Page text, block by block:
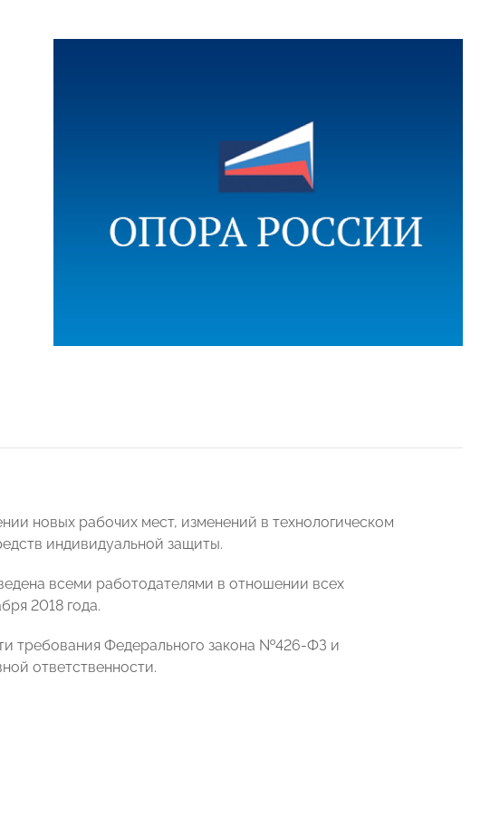
новых рабочих мест, изменений в технологическом
индивидуальной защиты.
всеми работодателями в отношении всех
2018 года.
требования Федерального закона №426-ФЗ и
ответственности.